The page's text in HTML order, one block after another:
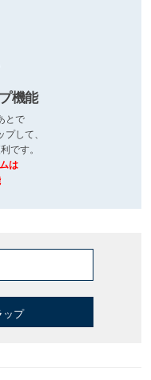
機能
とで
して、
です。
は
ップ